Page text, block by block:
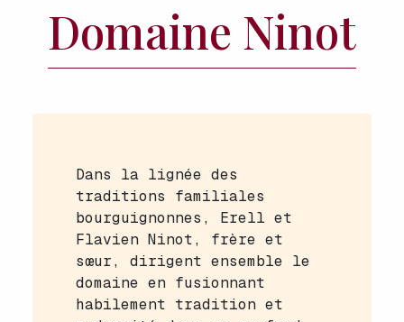
Domaine Ninot
Dans la lignée des
traditions familiales
bourguignonnes, Erell et
Flavien Ninot, frère et
sœur, dirigent ensemble le
domaine en fusionnant
habilement tradition et